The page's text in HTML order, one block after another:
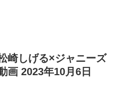
崎しげる×ジャニーズ
画 2023年10月6日